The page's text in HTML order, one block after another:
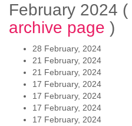
February 2024 (
archive page )
28 February, 2024
21 February, 2024
21 February, 2024
17 February, 2024
17 February, 2024
17 February, 2024
17 February, 2024